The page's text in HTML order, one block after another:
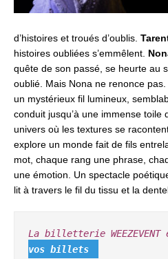
d’histoires et troués d’oublis.
histoires oubliées s’emmêlent.
quête de son passé, se heurte au
oublié. Mais Nona ne renonce
un mystérieux fil lumineux,
conduit jusqu’à une immense toile
univers où les textures se
explore un monde fait de fils
mot, chaque rang une phrase,
une émotion. Un spectacle
lit à travers le fil du tissu et la
La billetterie
vos billets